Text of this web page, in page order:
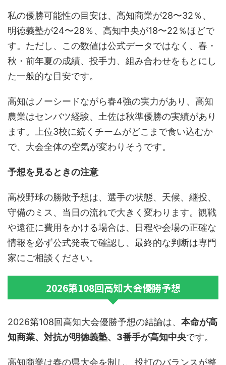
私の優勝可能性の目安は、高知商業が28〜32％、
明徳義塾が24〜28％、高知中央が18〜22％ほどで
す。ただし、この数値は公式データではなく、春・
秋・前年夏の成績、投手力、組み合わせをもとにし
た一般的な目安です。
高知はノーシードながら春4強の実力があり、高知
農業はセンバツ経験、土佐は秋準優勝の実績があり
ます。上位3校に続くチームがどこまで食い込むか
で、大会全体の空気が変わりそうです。
予想を見るときの注意
高校野球の勝敗予想は、選手の状態、天候、継投、
守備のミス、当日の流れで大きく変わります。観戦
や遠征に費用をかける場合は、日程や会場の正確な
情報を必ず公式発表で確認し、最終的な判断は専門
家にご相談ください。
2026第108回高知大会優勝予想
2026第108回高知大会優勝予想の結論は、 本命が高
知商業、対抗が明徳義塾、3番手が高知中央です。
高知商業は春の県大会を制し、投打のバランスが整